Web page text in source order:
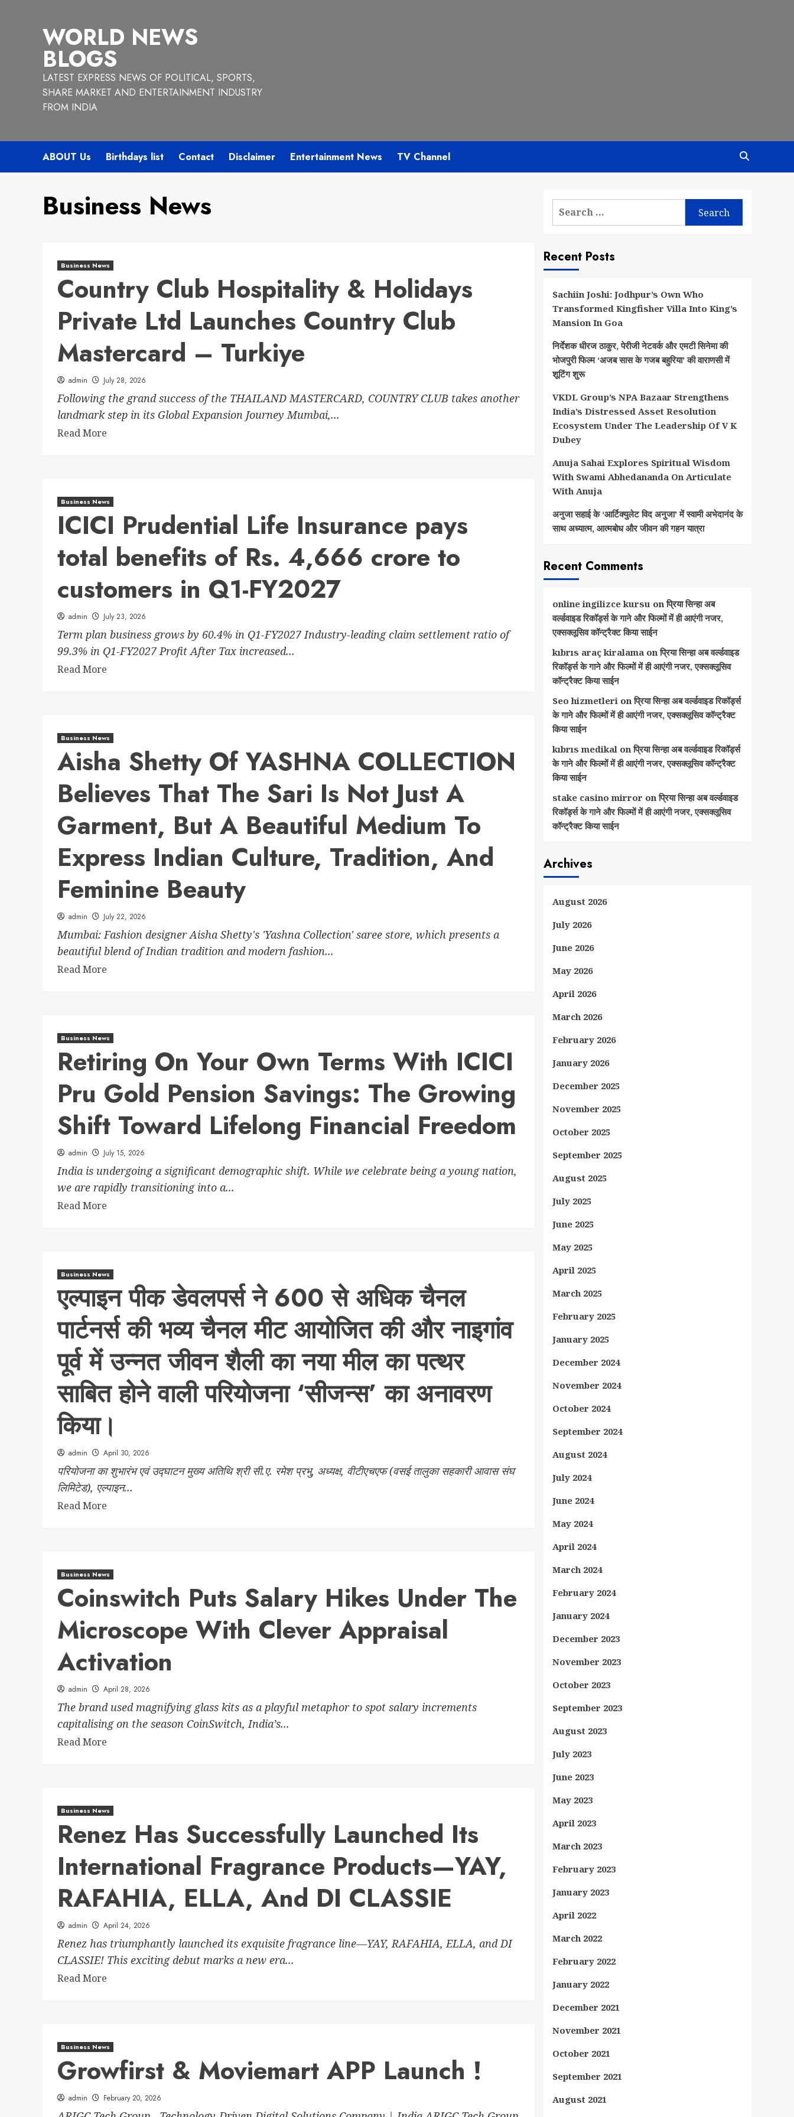
WORLD NEWS
BLOGS
LATEST EXPRESS NEWS OF POLITICAL, SPORTS,
SHARE MARKET AND ENTERTAINMENT INDUSTRY
FROM INDIA
ABOUT Us Birthdays list Contact Disclaimer Entertainment News TV Channel
Business News
Business News
Country Club Hospitality & Holidays
Private Ltd Launches Country Club
Mastercard – Turkiye
admin July 28, 2026
Following the grand success of the THAILAND MASTERCARD, COUNTRY CLUB takes another
landmark step in its Global Expansion Journey Mumbai,...
Read More
Business News
ICICI Prudential Life Insurance pays
total benefits of Rs. 4,666 crore to
customers in Q1-FY2027
admin July 23, 2026
Term plan business grows by 60.4% in Q1-FY2027 Industry-leading claim settlement ratio of
99.3% in Q1-FY2027 Profit After Tax increased...
Read More
Business News
Aisha Shetty Of YASHNA COLLECTION
Believes That The Sari Is Not Just A
Garment, But A Beautiful Medium To
Express Indian Culture, Tradition, And
Feminine Beauty
admin July 22, 2026
Mumbai: Fashion designer Aisha Shetty's 'Yashna Collection' saree store, which presents a
beautiful blend of Indian tradition and modern fashion...
Read More
Business News
Retiring On Your Own Terms With ICICI
Pru Gold Pension Savings: The Growing
Shift Toward Lifelong Financial Freedom
admin July 15, 2026
India is undergoing a significant demographic shift. While we celebrate being a young nation,
we are rapidly transitioning into a...
Read More
Business News
एल्पाइन पीक डेवलपर्स ने 600 से अधिक चैनल
पार्टनर्स की भव्य चैनल मीट आयोजित की और नाइगांव
पूर्व में उन्नत जीवन शैली का नया मील का पत्थर
साबित होने वाली परियोजना ‘सीजन्स’ का अनावरण
किया।
admin April 30, 2026
परियोजना का शुभारंभ एवं उद्घाटन मुख्य अतिथि श्री सी.ए. रमेश प्रभु, अध्यक्ष, वीटीएचएफ (वसई तालुका सहकारी आवास संघ
लिमिटेड), एल्पाइन...
Read More
Business News
Coinswitch Puts Salary Hikes Under The
Microscope With Clever Appraisal
Activation
admin April 28, 2026
The brand used magnifying glass kits as a playful metaphor to spot salary increments
capitalising on the season CoinSwitch, India’s...
Read More
Business News
Renez Has Successfully Launched Its
International Fragrance Products—YAY,
RAFAHIA, ELLA, And DI CLASSIE
admin April 24, 2026
Renez has triumphantly launched its exquisite fragrance line—YAY, RAFAHIA, ELLA, and DI
CLASSIE! This exciting debut marks a new era...
Read More
Business News
Growfirst & Moviemart APP Launch !
admin February 20, 2026
Search
Recent Posts
Sachiin Joshi: Jodhpur’s Own Who
Transformed Kingfisher Villa Into King’s
Mansion In Goa
निर्देशक धीरज ठाकुर, पेरीजी नेटवर्क और एमटी सिनेमा की
भोजपुरी फिल्म ‘अजब सास के गजब बहुरिया’ की वाराणसी में
शूटिंग शुरू
VKDL Group’s NPA Bazaar Strengthens
India’s Distressed Asset Resolution
Ecosystem Under The Leadership Of V K
Dubey
Anuja Sahai Explores Spiritual Wisdom
With Swami Abhedananda On Articulate
With Anuja
अनुजा सहाई के ‘आर्टिक्युलेट विद अनुजा’ में स्वामी अभेदानंद के
साथ अध्यात्म, आत्मबोध और जीवन की गहन यात्रा
Recent Comments
online ingilizce kursu onप्रिया सिन्हा अब
वर्ल्डवाइड रिकॉर्ड्स के गाने और फिल्मों में ही आएंगी नजर,
एक्सक्लूसिव कॉन्ट्रैक्ट किया साईन
kıbrıs araç kiralamaonप्रिया सिन्हा अब वर्ल्डवाइड
रिकॉर्ड्स के गाने और फिल्मों में ही आएंगी नजर, एक्सक्लूसिव
कॉन्ट्रैक्ट किया साईन
Seo hizmetlerionप्रिया सिन्हा अब वर्ल्डवाइड रिकॉर्ड्स
के गाने और फिल्मों में ही आएंगी नजर, एक्सक्लूसिव कॉन्ट्रैक्ट
किया साईन
kıbrıs medikalonप्रिया सिन्हा अब वर्ल्डवाइड रिकॉर्ड्स
के गाने और फिल्मों में ही आएंगी नजर, एक्सक्लूसिव कॉन्ट्रैक्ट
किया साईन
stake casino mirror onप्रिया सिन्हा अब वर्ल्डवाइड
रिकॉर्ड्स के गाने और फिल्मों में ही आएंगी नजर, एक्सक्लूसिव
कॉन्ट्रैक्ट किया साईन
Archives
August 2026
July 2026
June 2026
May 2026
April 2026
March 2026
February 2026
January 2026
December 2025
November 2025
October 2025
September 2025
August 2025
July 2025
June 2025
May 2025
April 2025
March 2025
February 2025
January 2025
December 2024
November 2024
October 2024
September 2024
August 2024
July 2024
June 2024
May 2024
April 2024
March 2024
February 2024
January 2024
December 2023
November 2023
October 2023
September 2023
August 2023
July 2023
June 2023
May 2023
April 2023
March 2023
February 2023
January 2023
April 2022
March 2022
February 2022
January 2022
December 2021
November 2021
October 2021
September 2021
August 2021